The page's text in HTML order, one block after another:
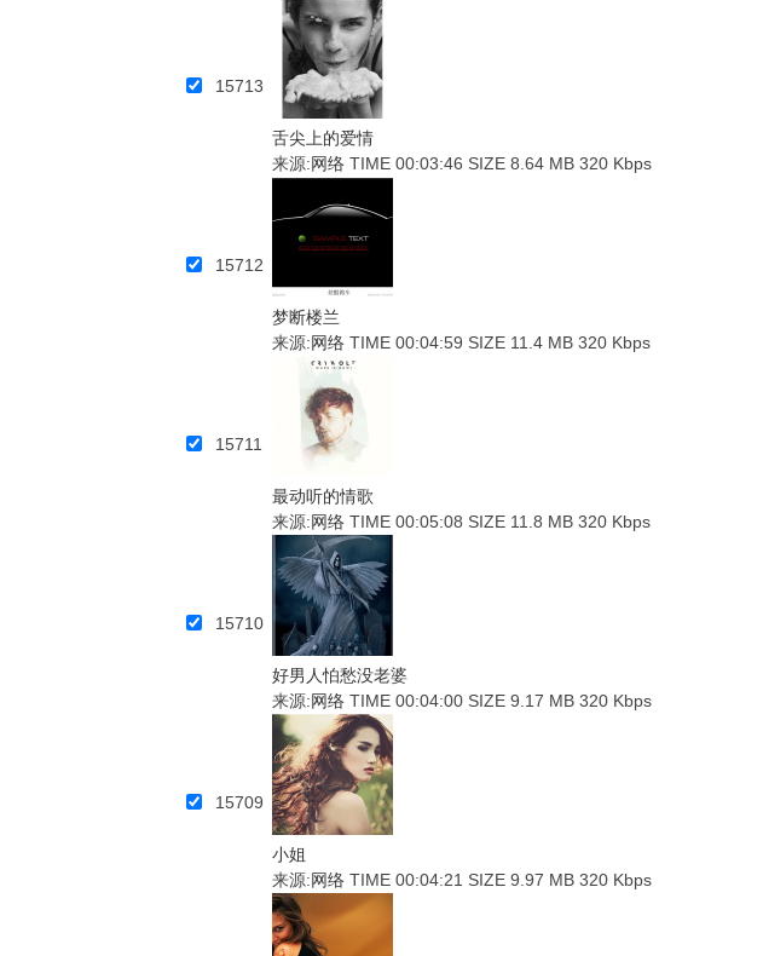
15713
舌尖上的爱情
来源:网络 TIME 00:03:46 SIZE 8.64 MB 320 Kbps
15712
梦断楼兰
来源:网络 TIME 00:04:59 SIZE 11.4 MB 320 Kbps
15711
最动听的情歌
来源:网络 TIME 00:05:08 SIZE 11.8 MB 320 Kbps
15710
好男人怕愁没老婆
来源:网络 TIME 00:04:00 SIZE 9.17 MB 320 Kbps
15709
小姐
来源:网络 TIME 00:04:21 SIZE 9.97 MB 320 Kbps